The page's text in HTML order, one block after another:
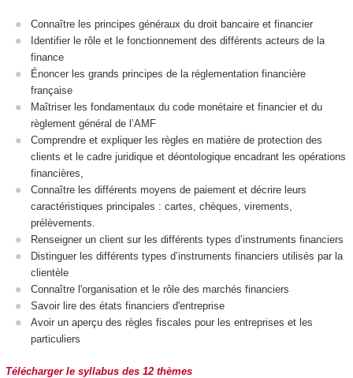
Connaître les principes généraux du droit bancaire et financier
Identifier le rôle et le fonctionnement des différents acteurs de la
finance
Énoncer les grands principes de la réglementation financière
française
Maîtriser les fondamentaux du code monétaire et financier et du
règlement général de l’AMF
Comprendre et expliquer les règles en matière de protection des
clients et le cadre juridique et déontologique encadrant les opérations
financières,
Connaître les différents moyens de paiement et décrire leurs
caractéristiques principales : cartes, chèques, virements,
prélèvements.
Renseigner un client sur les différents types d’instruments financiers
Distinguer les différents types d’instruments financiers utilisés par la
clientèle
Connaître l'organisation et le rôle des marchés financiers
Savoir lire des états financiers d'entreprise
Avoir un aperçu des règles fiscales pour les entreprises et les
particuliers
Télécharger le syllabus des 12 thèmes